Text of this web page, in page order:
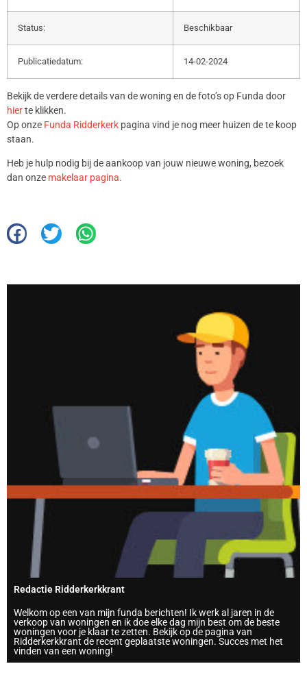
Status: Beschikbaar
Publicatiedatum: 14-02-2024
Bekijk de verdere details van de woning en de foto’s op Funda door
hierte klikken.
Op onze Funda Ridderkerk pagina vind je nog meer huizen de te koop
staan.
Heb je hulp nodig bij de aankoop van jouw nieuwe woning, bezoek
dan onze makelaar pagina.
Redactie Ridderkerkkrant
Welkom op een van mijn funda berichten! Ik werk al jaren in de
verkoop van woningen en ik doe elke dag mijn best om de beste
woningen voor je klaar te zetten. Bekijk op de pagina van
Ridderkerkkrant de recent geplaatste woningen. Succes met het
vinden van een woning!